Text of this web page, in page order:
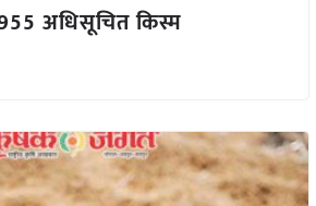
अधिसूचित किस्म